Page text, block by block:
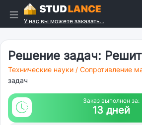
У нас вы можете заказать...
Решение задач:
Технические науки / Сопротивление
задач
Заказ выполнен за:
13 дней